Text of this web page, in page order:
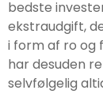
bedste
ekstraudgift,
i form af ro og
har desuden
selvfølgelig